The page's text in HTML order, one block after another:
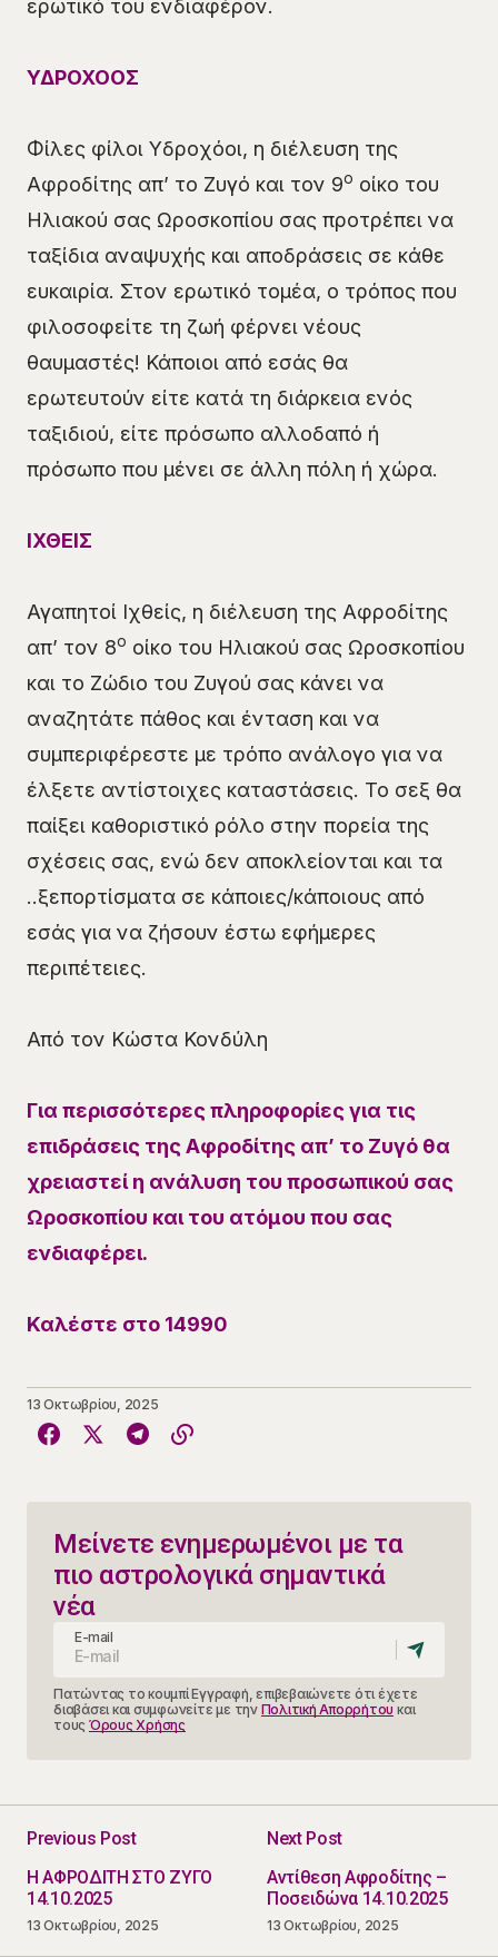
ερωτικό του ενδιαφέρον.
ΥΔΡΟΧΟΟΣ
Φίλες φίλοι Υδροχόοι, η διέλευση της
Αφροδίτης απ’ το Ζυγό και τον 9ο οίκο του
Ηλιακού σας Ωροσκοπίου σας προτρέπει να
ταξίδια αναψυχής και αποδράσεις σε κάθε
ευκαιρία. Στον ερωτικό τομέα, ο τρόπος που
φιλοσοφείτε τη ζωή φέρνει νέους
θαυμαστές! Κάποιοι από εσάς θα
ερωτευτούν είτε κατά τη διάρκεια ενός
ταξιδιού, είτε πρόσωπο αλλοδαπό ή
πρόσωπο που μένει σε άλλη πόλη ή χώρα.
ΙΧΘΕΙΣ
Αγαπητοί Ιχθείς, η διέλευση της Αφροδίτης
απ’ τον 8ο οίκο του Ηλιακού σας Ωροσκοπίου
και το Ζώδιο του Ζυγού σας κάνει να
αναζητάτε πάθος και ένταση και να
συμπεριφέρεστε με τρόπο ανάλογο για να
έλξετε αντίστοιχες καταστάσεις. Το σεξ θα
παίξει καθοριστικό ρόλο στην πορεία της
σχέσεις σας, ενώ δεν αποκλείονται και τα
..ξεπορτίσματα σε κάποιες/κάποιους από
εσάς για να ζήσουν έστω εφήμερες
περιπέτειες.
Από τον Κώστα Κονδύλη
Για περισσότερες πληροφορίες για τις
επιδράσεις της Αφροδίτης απ’ το Ζυγό θα
χρειαστεί η ανάλυση του προσωπικού σας
Ωροσκοπίου και του ατόμου που σας
ενδιαφέρει.
Καλέστε στο 14990
13 Οκτωβρίου, 2025
Μείνετε ενημερωμένοι με τα
πιο αστρολογικά σημαντικά
νέα
E-mail
Πατώντας το κουμπί Εγγραφή, επιβεβαιώνετε ότι έχετε
διαβάσει και συμφωνείτε με την Πολιτική Απορρήτου και
τους Όρους Χρήσης
Previous Post
Η ΑΦΡΟΔΙΤΗ ΣΤΟ ΖΥΓΟ
14.10.2025
13 Οκτωβρίου, 2025
Next Post
Αντίθεση Αφροδίτης –
Ποσειδώνα 14.10.2025
13 Οκτωβρίου, 2025